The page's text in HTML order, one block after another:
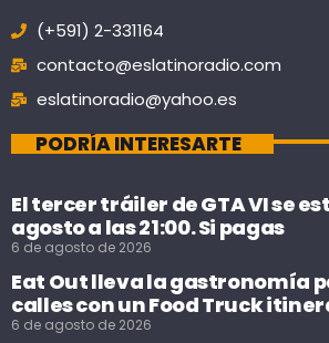
(+591) 2-331164
contacto@eslatinoradio.com
eslatinoradio@yahoo.es
PODRÍA INTERESARTE
El tercer tráiler de GTA VI se
agosto a las 21:00. Si pagas
6 de agosto de 2026
Eat Out lleva la gastronomía
calles con un Food Truck
6 de agosto de 2026